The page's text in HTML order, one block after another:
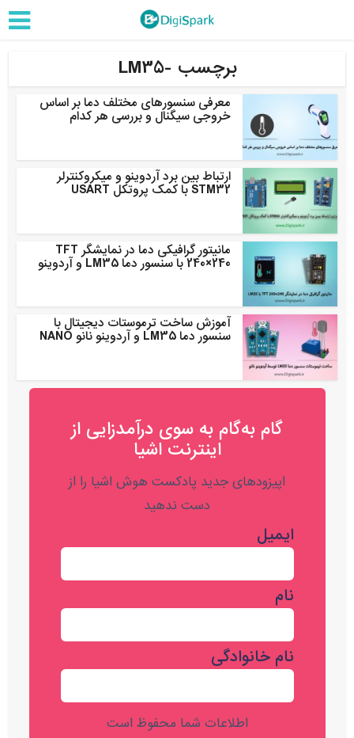
برچسب -LM35
معرفی سنسورهای مختلف دما بر اساس
خروجی سیگنال و بررسی هر کدام
ارتباط بین برد آردوینو و میکروکنترلر
STM32 با کمک پروتکل USART
مانیتور گرافیکی دما در نمایشگر TFT
240×240 با سنسور دما LM35 و آردوینو
آموزش ساخت ترموستات دیجیتال با
سنسور دما LM35 و آردوینو نانو NANO
گام به‌گام به‌ سوی درآمدزایی از
اینترنت اشیا
اپیزودهای جدید پادکست هوش اشیا را از
دست ندهید
ایمیل
نام
نام خانوادگی
اطلاعات شما محفوظ است